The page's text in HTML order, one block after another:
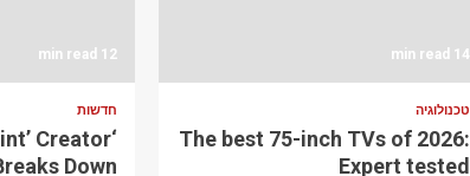
14 min read
טכנולוגיה
The best 75-inch TVs of 2026:
Expert tested
12 min read
חדשות
Creator
Down